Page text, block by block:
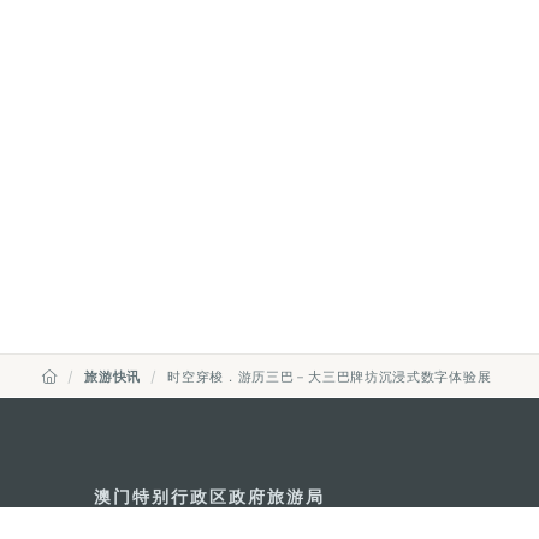
旅游快讯 时空穿梭．游历三巴－大三巴牌坊沉浸式数字体验展
澳门特别行政区政府旅游局